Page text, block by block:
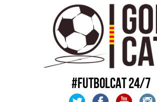
#FUTBOLCAT 24/7